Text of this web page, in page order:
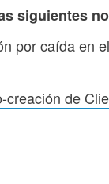
siguientes
por caída en
de